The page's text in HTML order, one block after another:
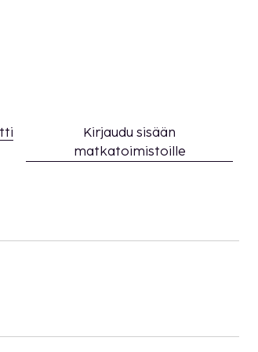
Kirjaudu sisään
matkatoimistoille